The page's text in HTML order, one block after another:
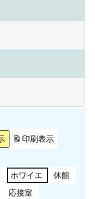
印刷表示
ホワイエ 休館
応接室